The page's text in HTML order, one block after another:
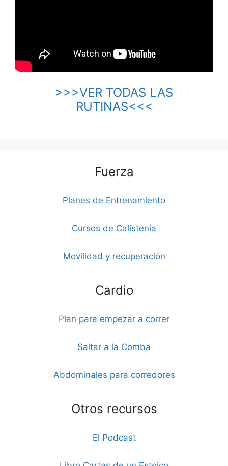
>>>VER TODAS LAS
RUTINAS<<<
Fuerza
Planes de Entrenamiento
Cursos de Calistenia
Movilidad y recuperación
Cardio
Plan para empezar a correr
Saltar a la Comba
Abdominales para corredores
Otros recursos
El Podcast